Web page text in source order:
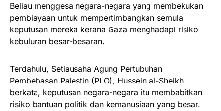
Beliau menggesa negara-negara yang membekukan
pembiayaan untuk mempertimbangkan semula
keputusan mereka kerana Gaza menghadapi risiko
kebuluran besar-besaran.
Terdahulu, Setiausaha Agung Pertubuhan
Pembebasan Palestin (PLO), Hussein al-Sheikh
berkata, keputusan negara-negara itu membabitkan
risiko bantuan politik dan kemanusiaan yang besar.